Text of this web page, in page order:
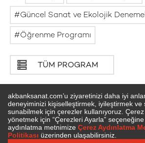
Güncel Sanat ve Ekolojik
Öğrenme Programı
TÜM PROGRAM